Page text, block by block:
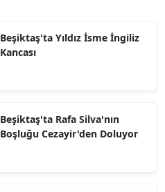
Beşiktaş'ta Yıldız İsme İngiliz
Kancası
Beşiktaş'ta Rafa Silva'nın
Boşluğu Cezayir'den Doluyor